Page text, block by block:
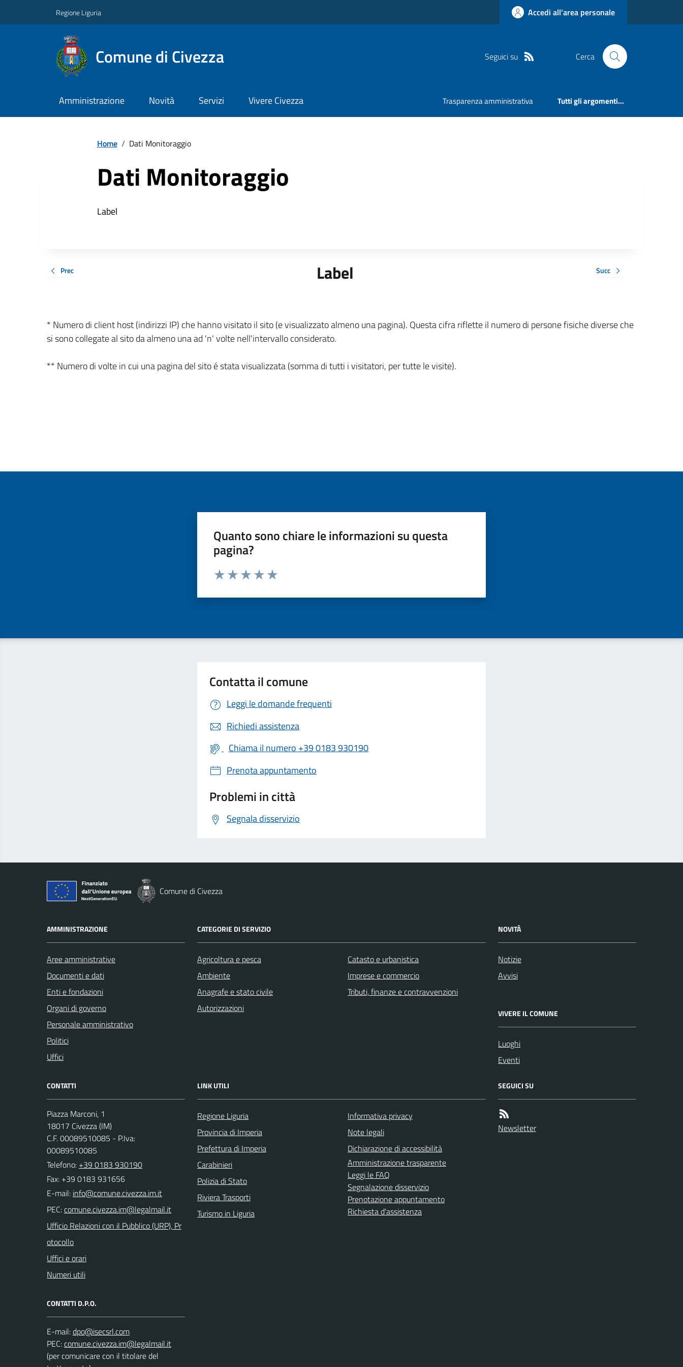
Regione Liguria Accedi all'area personale
Comune di Civezza Seguici su Cerca
Amministrazione Novità Servizi Vivere Civezza Trasparenza amministrativa Tutti gli argomenti...
Home / Dati Monitoraggio
Dati Monitoraggio
Label
Prec Label Succ
* Numero di client host (indirizzi IP) che hanno visitato il sito (e visualizzato almeno una pagina). Questa cifra riflette il numero di persone fisiche diverse che
si sono collegate al sito da almeno una ad 'n' volte nell'intervallo considerato.
** Numero di volte in cui una pagina del sito é stata visualizzata (somma di tutti i visitatori, per tutte le visite).
Quanto sono chiare le informazioni su questa
pagina?
Valuta da 1 a 5 stelle la pagina
Contatta il comune
Leggi le domande frequenti
Richiedi assistenza
Chiama il numero +39 0183 930190
Prenota appuntamento
Problemi in città
Segnala disservizio
Comune di Civezza
AMMINISTRAZIONE
Aree amministrative
Documenti e dati
Enti e fondazioni
Organi di governo
Personale amministrativo
Politici
Uffici
CATEGORIE DI SERVIZIO
Agricoltura e pesca
Ambiente
Anagrafe e stato civile
Autorizzazioni
Catasto e urbanistica
Imprese e commercio
Tributi, finanze e contravvenzioni
NOVITÀ
Notizie
Avvisi
VIVERE IL COMUNE
Luoghi
Eventi
CONTATTI
Piazza Marconi, 1
18017 Civezza (IM)
C.F. 00089510085 - P.Iva:
00089510085
Telefono: +39 0183 930190
Fax: +39 0183 931656
E-mail:
PEC:
Ufficio Relazioni con il Pubblico (URP), Pr
otocollo
Uffici e orari
Numeri utili
CONTATTI D.P.O.
E-mail:
PEC:
(per comunicare con il titolare del
LINK UTILI
Regione Liguria
Provincia di Imperia
Prefettura di Imperia
Carabinieri
Polizia di Stato
Riviera Trasporti
Turismo in Liguria
Informativa privacy
Note legali
Dichiarazione di accessibilità
Amministrazione trasparente
Leggi le FAQ
Segnalazione disservizio
Prenotazione appuntamento
Richiesta d'assistenza
SEGUICI SU
Newsletter